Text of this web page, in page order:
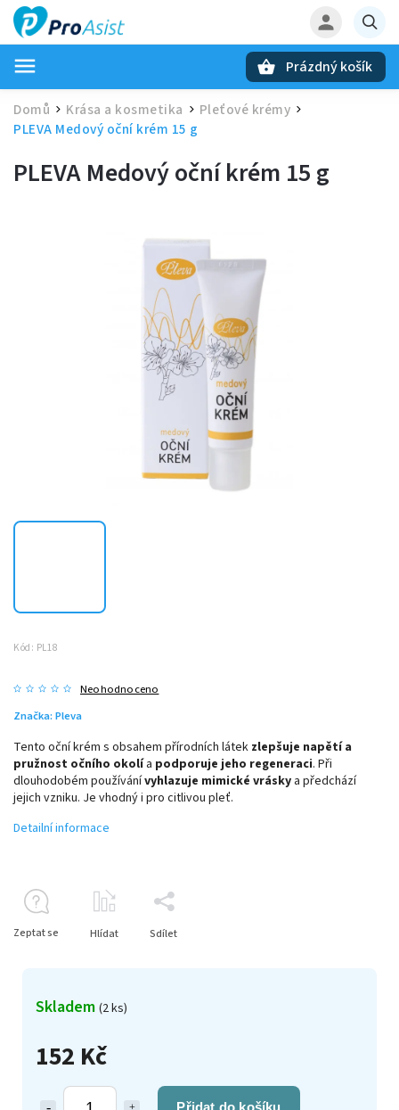
Prázdný košík
Domů / Krása a kosmetika / Pleťové krémy /
PLEVA Medový oční krém 15 g
PLEVA Medový oční krém 15 g
Kód: PL18
Neohodnoceno
Značka: Pleva
152 Kč
Přidat do košíku
Skladem (2 ks)
Tento oční krém s obsahem přírodních látek zlepšuje napětí a
pružnost očního okolía podporuje jeho regeneraci. Při
dlouhodobém používánívyhlazuje mimické vrásky a předchází
jejich vzniku. Je vhodný i pro citlivou pleť.
Detailní informace
Zeptat se Hlídat Sdílet